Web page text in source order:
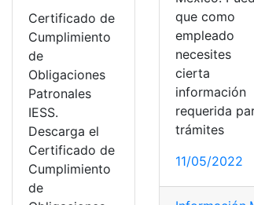
Certificado de
Cumplimiento
de
Obligaciones
Patronales
IESS.
Descarga el
Certificado de
Cumplimiento
de
que como
empleado
necesites
cierta
información
requerida
trámites
11/05/2022